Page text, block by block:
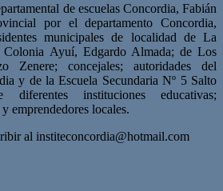
de escuelas Concordia, Fabián
por el departamento Concordia,
municipales de localidad de La
Ayuí, Edgardo Almada; de Los
Zenere; concejales; autoridades del
y de la Escuela Secundaria Nº 5 Salto
diferentes instituciones educativas;
emprendedores locales.
al institeconcordia@hotmail.com